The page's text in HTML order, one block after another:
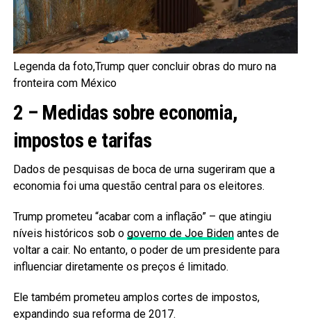
Legenda da foto,Trump quer concluir obras do muro na
fronteira com México
2 – Medidas sobre economia,
impostos e tarifas
Dados de pesquisas de boca de urna sugeriram que a
economia foi uma questão central para os eleitores.
Trump prometeu “acabar com a inflação” – que atingiu
níveis históricos sob o governo de Joe Bidenantes de
voltar a cair. No entanto, o poder de um presidente para
influenciar diretamente os preços é limitado.
Ele também prometeu amplos cortes de impostos,
expandindo sua reforma de 2017.